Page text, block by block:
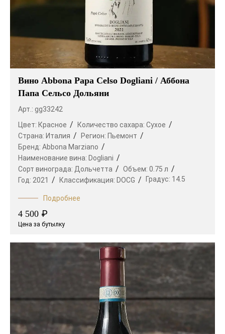
Вино Abbona Papa Celso Dogliani / Аббона
Папа Сельсо Дольяни
Арт.: gg33242
Цвет: Красное Количество сахара: Сухое
Страна: Италия Регион: Пьемонт
Бренд: Abbona Marziano
Наименование вина: Dogliani
Сорт винограда: Дольчетта Объем: 0.75 л
Год: 2021 Классификация: DOCG Градус: 14.5
Подробнее
4 500 ₽
Цена за бутылку